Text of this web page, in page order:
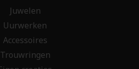
Juwelen
Uurwerken
Accessoires
Trouwringen